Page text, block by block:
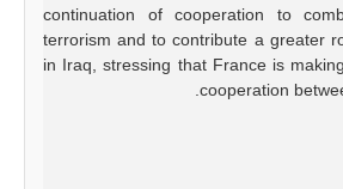
continuation of cooperation to
terrorism and to contribute a greater
in Iraq, stressing that France is
cooperation